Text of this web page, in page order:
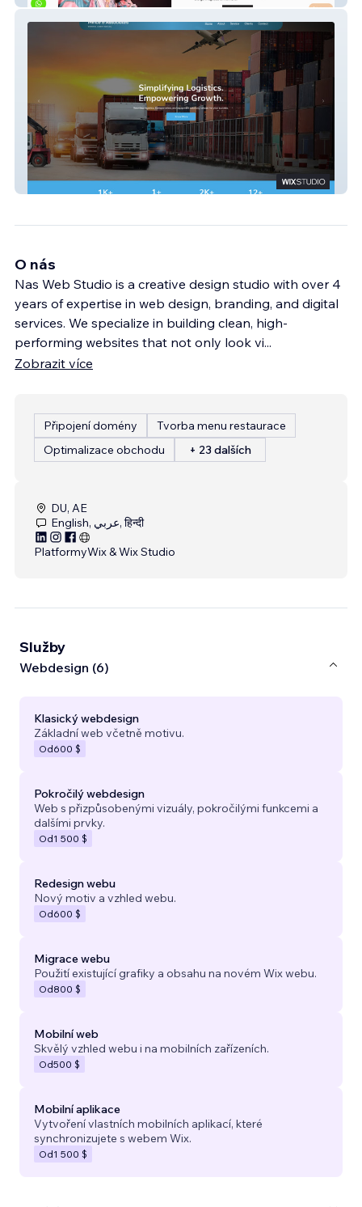
Prince USA
O nás
Nas Web Studio is a creative design studio with over 4
years of expertise in web design, branding, and digital
services. We specialize in building clean, high-
performing websites that not only look vi...
Zobrazit více
Připojení domény
Tvorba menu restaurace
Optimalizace obchodu
+ 23 dalších
DU, AE
English, عربي, हिन्दी
PlatformyWix & Wix Studio
Služby
Webdesign (6)
Klasický webdesign
Základní web včetně motivu.
Od600 $
Pokročilý webdesign
Web s přizpůsobenými vizuály, pokročilými funkcemi a
dalšími prvky.
Od1 500 $
Redesign webu
Nový motiv a vzhled webu.
Od600 $
Migrace webu
Použití existující grafiky a obsahu na novém Wix webu.
Od800 $
Mobilní web
Skvělý vzhled webu i na mobilních zařízeních.
Od500 $
Mobilní aplikace
Vytvoření vlastních mobilních aplikací, které
synchronizujete s webem Wix.
Od1 500 $